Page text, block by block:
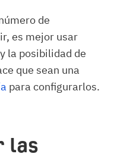
de
es mejor usar
la posibilidad de
que sean una
para configurarlos.
las